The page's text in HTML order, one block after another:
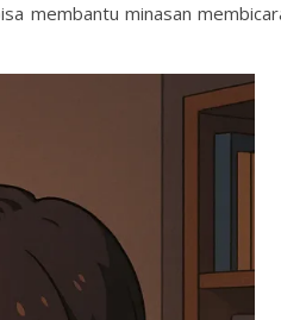
membantu minasan